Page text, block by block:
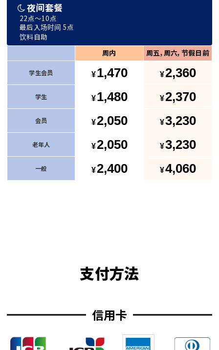
夜间套餐
22点～10点
最后入场时间 5点
饮料自助
周内
周五，周六，节假日前
学生会员 1,470 2,360
学生 1,480 2,370
会员 2,050 3,230
老年人 2,050 3,230
一般 2,400 4,060
支付方法
信用卡